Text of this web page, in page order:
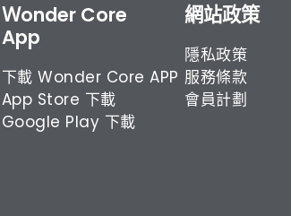
Ｗonder Core
App
下載 Wonder Core APP
App Store 下載
Google Play 下載
網站政策
隱私政策
服務條款
會員計劃